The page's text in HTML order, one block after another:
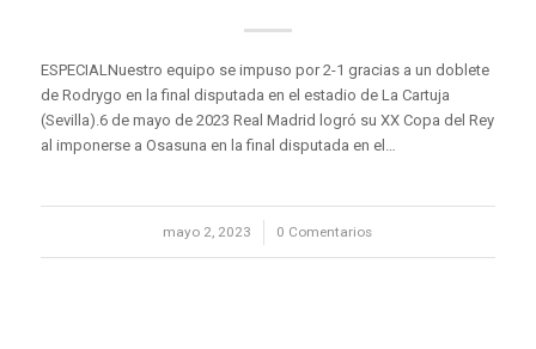
ESPECIALNuestro equipo se impuso por 2-1 gracias a un doblete
de Rodrygo en la final disputada en el estadio de La Cartuja
(Sevilla).6 de mayo de 2023 Real Madrid logró su XX Copa del Rey
al imponerse a Osasuna en la final disputada en el…
mayo 2, 2023
/ 0 Comentarios